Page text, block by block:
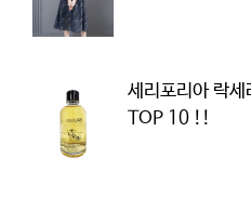
세리포리아 락세
TOP 10 !!